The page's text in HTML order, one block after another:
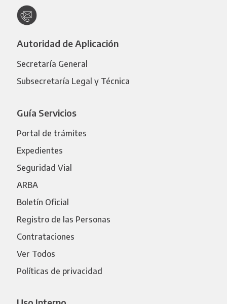
Autoridad de Aplicación
Secretaría General
Subsecretaría Legal y Técnica
Guía Servicios
Portal de trámites
Expedientes
Seguridad Vial
ARBA
Boletín Oficial
Registro de las Personas
Contrataciones
Ver Todos
Políticas de privacidad